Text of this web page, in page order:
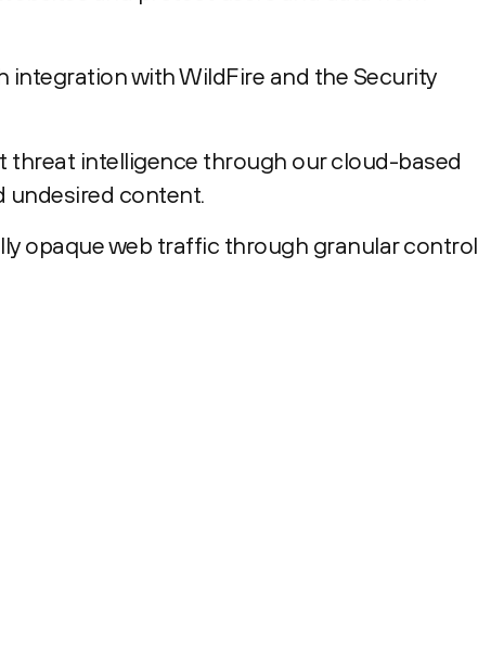
with WildFire and the Security
threat intelligence through our cloud-based
undesired content.
opaque web traffic through granular control